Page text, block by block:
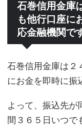
石巻信用金庫
も他行口座に
応金融機関で
石巻信用金庫は２
にお金を即時に振
よって、振込先が
間３６５日いつで